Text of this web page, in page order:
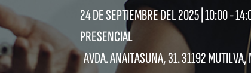
24 DE SEPTIEMBRE DEL 2025 | 10:00-
PRESENCIAL
AVDA. ANAITASUNA, 31. 31192 MUTILVA,